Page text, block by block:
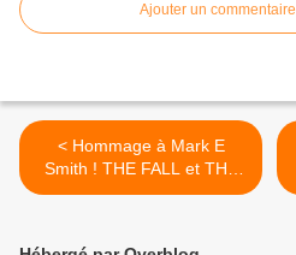
Ajouter un commentaire
< Hommage à Mark E
Smith ! THE FALL et THE
MAGIC BAND à LONDRES,